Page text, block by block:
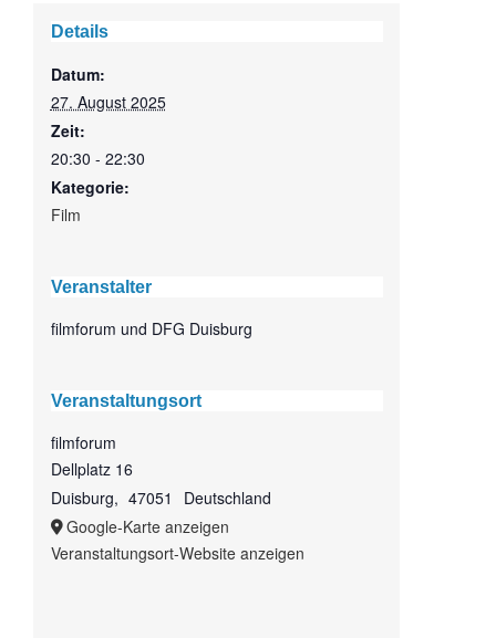
Details
Datum:
27. August 2025
Zeit:
20:30 - 22:30
Kategorie:
Film
Veranstalter
filmforum und DFG Duisburg
Veranstaltungsort
filmforum
Dellplatz 16
Duisburg, 47051
Deutschland
Google-Karte anzeigen
Veranstaltungsort-Website anzeigen